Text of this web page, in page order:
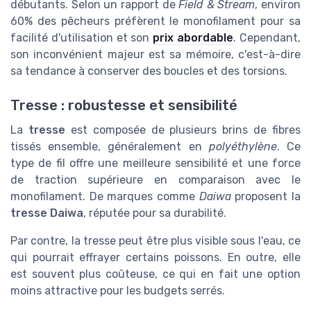
débutants. Selon un rapport deField & Stream, environ
60% des pêcheurs préfèrent le monofilament pour sa
facilité d'utilisation et son prix abordable. Cependant,
son inconvénient majeur est sa mémoire, c'est-à-dire
sa tendance à conserver des boucles et des torsions.
Tresse : robustesse et sensibilité
La tresse est composée de plusieurs brins de fibres
tissés ensemble, généralement en polyéthylène. Ce
type de fil offre une meilleure sensibilité et une force
de traction supérieure en comparaison avec le
monofilament. De marques comme Daiwaproposent la
tresse Daiwa, réputée pour sa durabilité.
Par contre, la tresse peut être plus visible sous l'eau, ce
qui pourrait effrayer certains poissons. En outre, elle
est souvent plus coûteuse, ce qui en fait une option
moins attractive pour les budgets serrés.